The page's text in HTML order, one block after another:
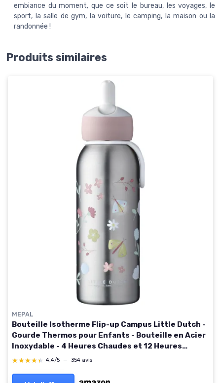
embiance du moment, que ce soit le bureau, les voyages, le
sport, la salle de gym, la voiture, le camping, la maison ou la
randonnée !
Produits similaires
MEPAL
Bouteille Isotherme Flip-up Campus Little Dutch -
Gourde Thermos pour Enfants - Bouteille en Acier
Inoxydable - 4 Heures Chaudes et 12 Heures
Froides - 350 ml - Flowers & Butterflies
★★★★★
★★★★★ 4,4/5 — 354 avis